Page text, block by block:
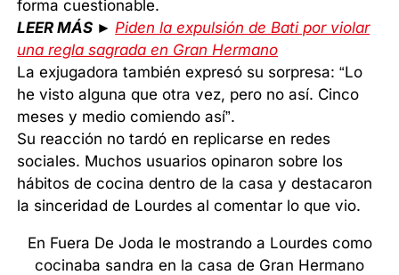
forma cuestionable.
LEER MÁS ► Piden la expulsión de Bati por violar
una regla sagrada en Gran Hermano
La exjugadora también expresó su sorpresa: “Lo
he visto alguna que otra vez, pero no así. Cinco
meses y medio comiendo así”.
Su reacción no tardó en replicarse en redes
sociales. Muchos usuarios opinaron sobre los
hábitos de cocina dentro de la casa y destacaron
la sinceridad de Lourdes al comentar lo que vio.
En Fuera De Joda le mostrando a Lourdes como
cocinaba sandra en la casa de Gran Hermano